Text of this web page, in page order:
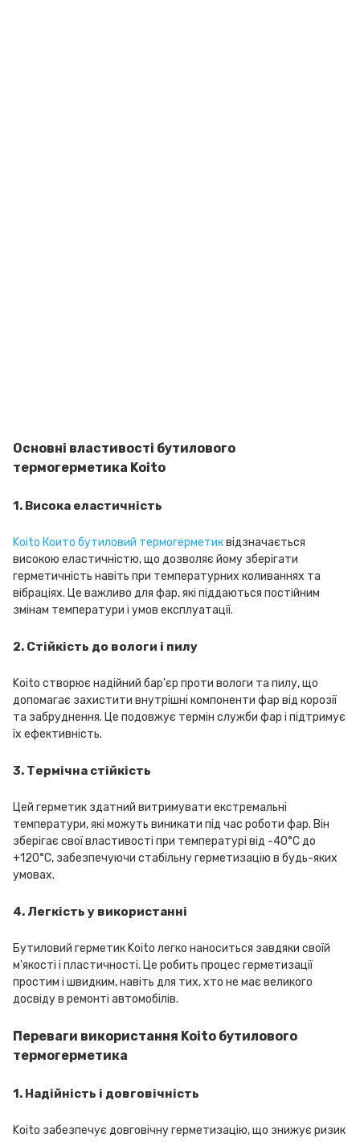
Основні властивості бутилового
термогерметика Koito
1. Висока еластичність
Koito Които бутиловий термогерметиквідзначається
високою еластичністю, що дозволяє йому зберігати
герметичність навіть при температурних коливаннях та
вібраціях. Це важливо для фар, які піддаються постійним
змінам температури і умов експлуатації.
2. Стійкість до вологи і пилу
Koito створює надійний бар'єр проти вологи та пилу, що
допомагає захистити внутрішні компоненти фар від корозії
та забруднення. Це подовжує термін служби фар і підтримує
їх ефективність.
3. Термічна стійкість
Цей герметик здатний витримувати екстремальні
температури, які можуть виникати під час роботи фар. Він
зберігає свої властивості при температурі від -40°C до
+120°C, забезпечуючи стабільну герметизацію в будь-яких
умовах.
4. Легкість у використанні
Бутиловий герметик Koito легко наноситься завдяки своїй
м'якості і пластичності. Це робить процес герметизації
простим і швидким, навіть для тих, хто не має великого
досвіду в ремонті автомобілів.
Переваги використання Koito бутилового
термогерметика
1. Надійність і довговічність
Koito забезпечує довговічну герметизацію, що знижує ризик